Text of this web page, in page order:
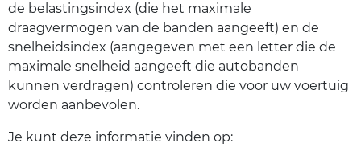
de belastingsindex (die het maximale
draagvermogen van de banden aangeeft) en de
snelheidsindex (aangegeven met een letter die de
maximale snelheid aangeeft die autobanden
kunnen verdragen) controleren die voor uw voertuig
worden aanbevolen.
Je kunt deze informatie vinden op: